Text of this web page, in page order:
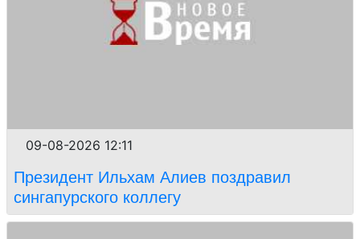
09-08-2026 12:11
Президент Ильхам Алиев поздравил
сингапурского коллегу